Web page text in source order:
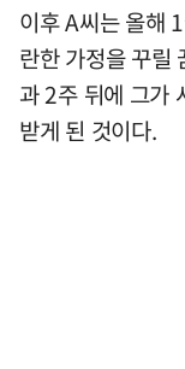
이후 A씨는 올해
란한 가정을 꾸릴
과 2주 뒤에 그가
받게 된 것이다.